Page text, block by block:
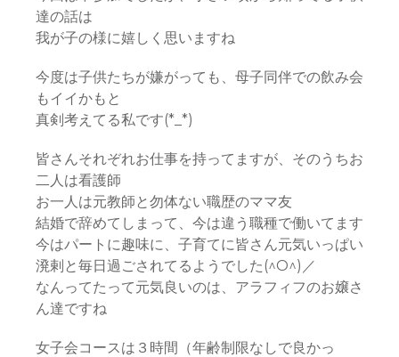
達の話は
我が子の様に嬉しく思いますね
今度は子供たちが嫌がっても、母子同伴での飲み会
もイイかもと
真剣考えてる私です(*_*)
皆さんそれぞれお仕事を持ってますが、そのうちお
二人は看護師
お一人は元教師と勿体ない職歴のママ友
結婚で辞めてしまって、今は違う職種で働いてます
今はパートに趣味に、子育てに皆さん元気いっぱい
溌剌と毎日過ごされてるようでした(^O^)／
なんってたって元気良いのは、アラフィフのお嬢さ
ん達ですね
女子会コースは３時間（年齢制限なしで良かっ